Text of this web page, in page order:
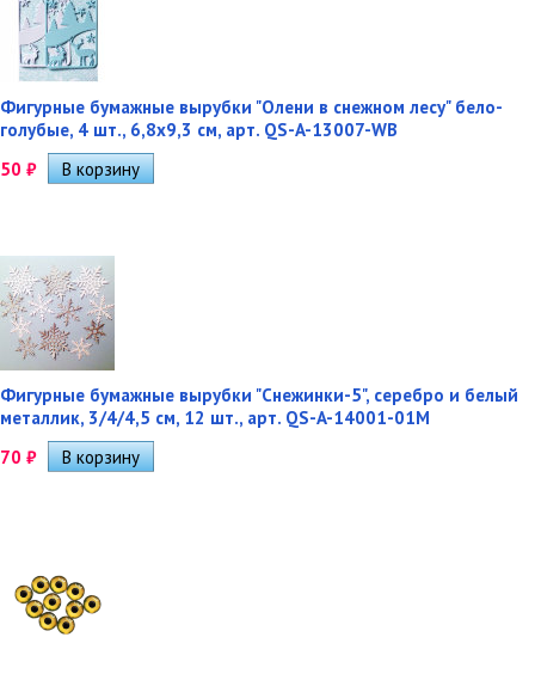
Фигурные бумажные вырубки "Олени в снежном лесу" бело-
голубые, 4 шт., 6,8х9,3 см, арт. QS-A-13007-WB
50 ₽
Фигурные бумажные вырубки "Снежинки-5", серебро и белый
металлик, 3/4/4,5 см, 12 шт., арт. QS-A-14001-01M
70 ₽